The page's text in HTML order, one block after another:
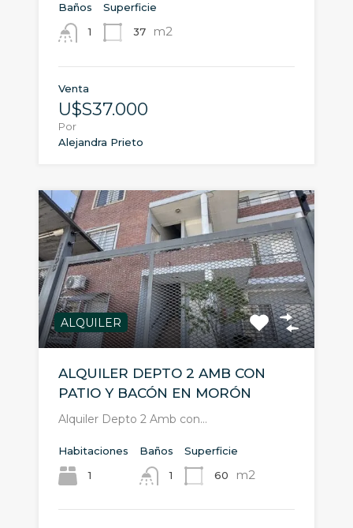
Baños
1
Superficie
37
m2
Venta
U$S37.000
Por
Alejandra Prieto
ALQUILER
ALQUILER DEPTO 2 AMB CON
PATIO Y BACÓN EN MORÓN
Alquiler Depto 2 Amb con…
Habitaciones
1
Baños
1
Superficie
60
m2